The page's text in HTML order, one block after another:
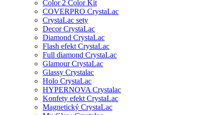
Color 2 Color Kit
COVERPRO CrystaLac
CrystaLac sety
Decor CrystaLac
Diamond CrystaLac
Flash efekt CrystaLac
Full diamond CrystaLac
Glamour CrystaLac
Glassy Crystalac
Holo CrystaLac
HYPERNOVA Crystalac
Konfety efekt CrystaLac
Magnetický CrystaLac